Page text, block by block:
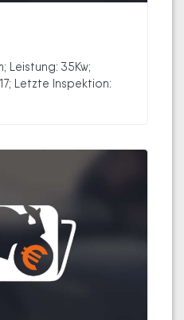
Leistung: 35Kw;
Letzte Inspektion: